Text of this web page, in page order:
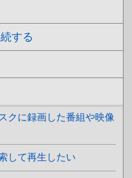
する
クに録画した番組や映像
して再生したい